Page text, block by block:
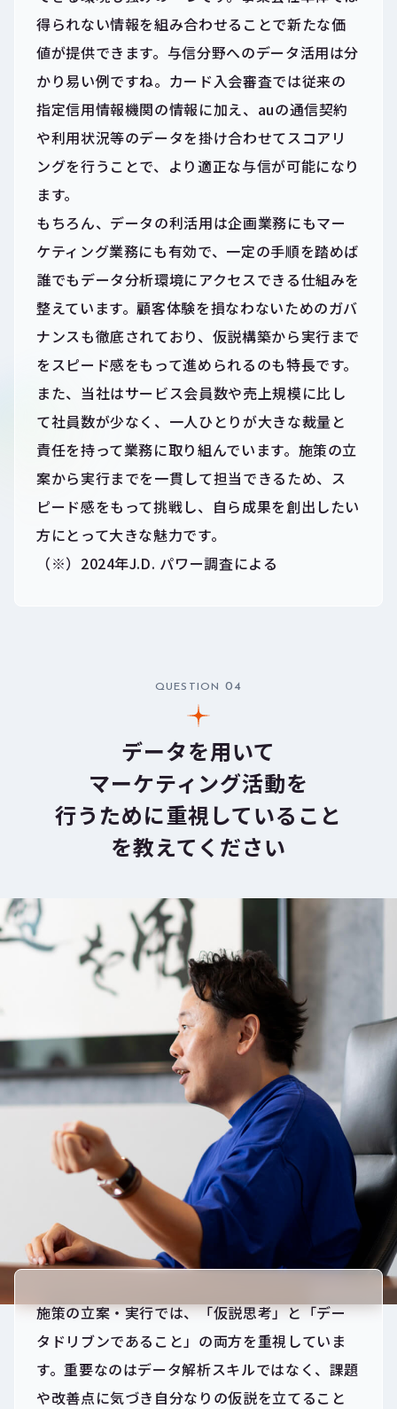
得られない情報を組み合わせることで新たな価
値が提供できます。与信分野へのデータ活用は分
かり易い例ですね。カード入会審査では従来の
指定信用情報機関の情報に加え、auの通信契約
や利用状況等のデータを掛け合わせてスコアリ
ングを行うことで、より適正な与信が可能になり
ます。
もちろん、データの利活用は企画業務にもマー
ケティング業務にも有効で、一定の手順を踏めば
誰でもデータ分析環境にアクセスできる仕組みを
整えています。顧客体験を損なわないためのガバ
ナンスも徹底されており、仮説構築から実行まで
をスピード感をもって進められるのも特長です。
また、当社はサービス会員数や売上規模に比し
て社員数が少なく、一人ひとりが大きな裁量と
責任を持って業務に取り組んでいます。施策の立
案から実行までを一貫して担当できるため、ス
ピード感をもって挑戦し、自ら成果を創出したい
方にとって大きな魅力です。
（※）2024年J.D. パワー調査による
QUESTION 04
データを用いて
マーケティング活動を
行うために重視していること
を教えてください
施策の立案・実行では、「仮説思考」と「デー
タドリブンであること」の両方を重視していま
す。重要なのはデータ解析スキルではなく、課題
や改善点に気づき自分なりの仮説を立てること